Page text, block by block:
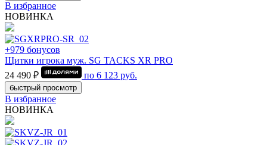
В избранное
НОВИНКА
+979 бонусов
Щитки игрока муж. SG TACKS XR PRO
24 490 ₽
по 6 123 руб.
быстрый просмотр
В избранное
НОВИНКА